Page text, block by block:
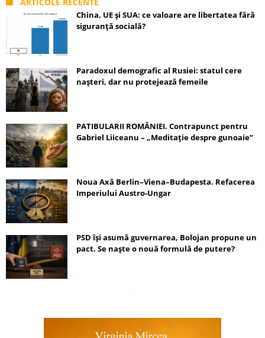
China, UE și SUA: ce valoare are libertatea fără
siguranță socială?
Paradoxul demografic al Rusiei: statul cere
nașteri, dar nu protejează femeile
PATIBULARII ROMÂNIEI. Contrapunct pentru
Gabriel Liiceanu – „Meditație despre gunoaie”
Noua Axă Berlin–Viena–Budapesta. Refacerea
Imperiului Austro-Ungar
PSD își asumă guvernarea, Bolojan propune un
pact. Se naște o nouă formulă de putere?